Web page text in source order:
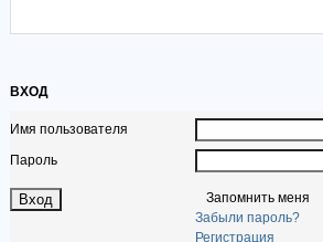
ВХОД
Имя пользователя
Пароль
Запомнить меня
Забыли пароль?
Регистрация